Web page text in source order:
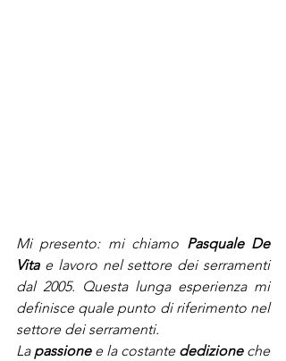
Mi presento: mi chiamo Pasquale De
Vita e lavoro nel settore dei serramenti
dal 2005. Questa lunga esperienza mi
definisce quale punto di riferimento nel
settore dei serramenti.
La passione e la costante dedizione che